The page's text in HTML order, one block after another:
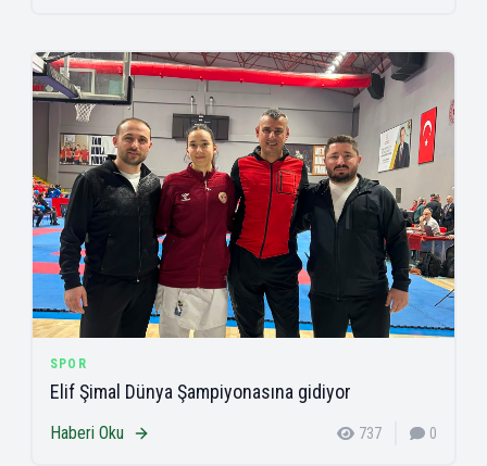
SPOR
Elif Şimal Dünya Şampiyonasına gidiyor
Haberi Oku 737 0